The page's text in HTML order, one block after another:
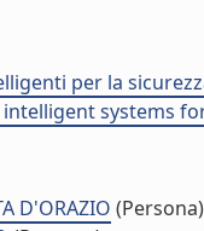
per la
systems
D'ORAZIO (Persona)